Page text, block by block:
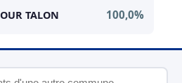
TALON 100,0%